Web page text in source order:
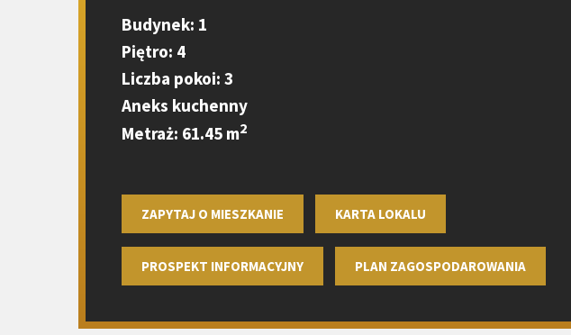
Budynek: 1
Piętro: 4
Liczba pokoi: 3
Aneks kuchenny
Metraż: 61.45 m2
ZAPYTAJ O MIESZKANIE KARTA LOKALU
PROSPEKT INFORMACYJNY PLAN ZAGOSPODAROWANIA